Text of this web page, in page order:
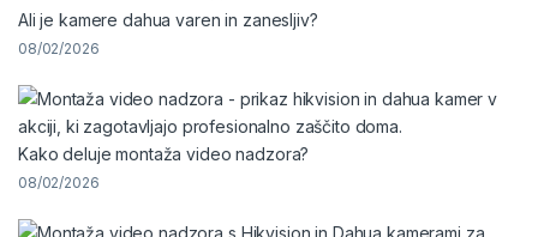
Ali je kamere dahua varen in zanesljiv?
08/02/2026
Kako deluje montaža video nadzora?
08/02/2026